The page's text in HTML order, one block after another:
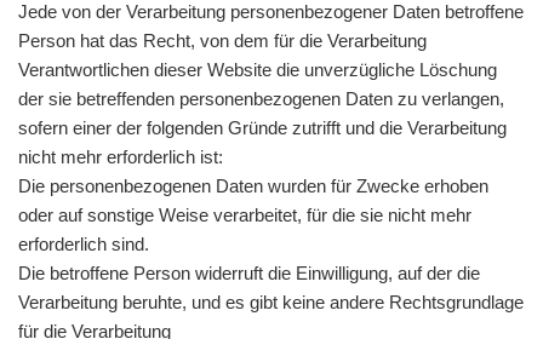
Jede von der Verarbeitung personenbezogener Daten betroffene
Person hat das Recht, von dem für die Verarbeitung
Verantwortlichen dieser Website die unverzügliche Löschung
der sie betreffenden personenbezogenen Daten zu verlangen,
sofern einer der folgenden Gründe zutrifft und die Verarbeitung
nicht mehr erforderlich ist:
Die personenbezogenen Daten wurden für Zwecke erhoben
oder auf sonstige Weise verarbeitet, für die sie nicht mehr
erforderlich sind.
Die betroffene Person widerruft die Einwilligung, auf der die
Verarbeitung beruhte, und es gibt keine andere Rechtsgrundlage
für die Verarbeitung